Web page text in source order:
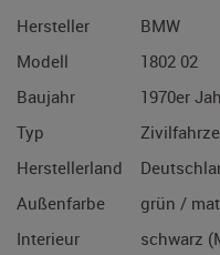
Hersteller
BMW
Modell
1802 02
Baujahr
1970er
Typ
Herstellerland
Außenfarbe
grün /
Interieur
schwarz